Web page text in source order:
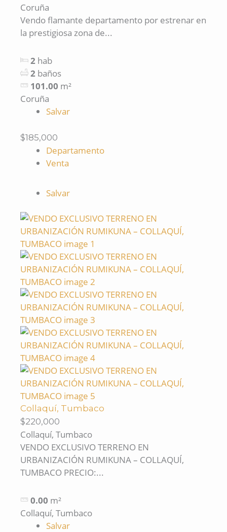
Coruña
Vendo flamante departamento por estrenar en
la prestigiosa zona de...
2 hab
2 baños
101.00 m²
Coruña
Salvar
$185,000
Departamento
Venta
Salvar
Collaquí, Tumbaco
$220,000
Collaquí, Tumbaco
VENDO EXCLUSIVO TERRENO EN
URBANIZACIÓN RUMIKUNA – COLLAQUÍ,
TUMBACO PRECIO:...
0.00 m²
Collaquí, Tumbaco
Salvar